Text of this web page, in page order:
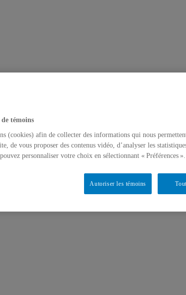
témoins
(cookies) afin de collecter des informations qui nous
de vous proposer des contenus vidéo, d’analyser les
personnaliser votre choix en sélectionnant « Préférences ».
Autoriser les témoins